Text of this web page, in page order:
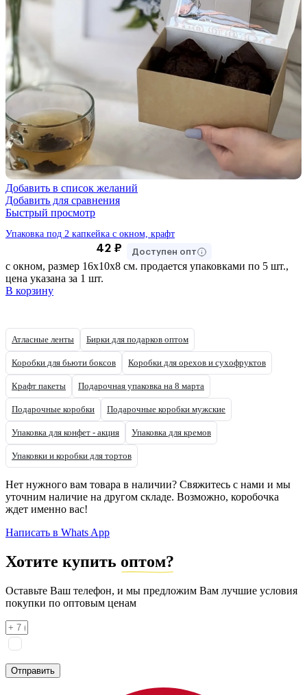
Добавить в список желаний
Добавить для сравнения
Быстрый просмотр
Упаковка под 2 капкейка с окном, крафт
42 ₽ Доступен опт
с окном, размер 16х10х8 см. продается упаковками по 5 шт.,
цена указана за 1 шт.
В корзину
Атласные ленты Бирки для подарков оптом
Коробки для бьюти боксов Коробки для орехов и сухофруктов
Крафт пакеты Подарочная упаковка на 8 марта
Подарочные коробки Подарочные коробки мужские
Упаковка для конфет - акция Упаковка для кремов
Упаковки и коробки для тортов
Нет нужного вам товара в наличии? Свяжитесь с нами и мы
уточним наличие на другом складе. Возможно, коробочка
ждет именно вас!
Написать в Whats App
Хотите купить оптом?
Оставьте Ваш телефон, и мы предложим Вам лучшие условия
покупки по оптовым ценам
Отправить